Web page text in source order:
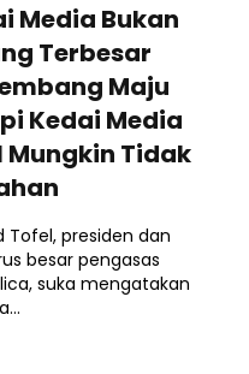
Media Bukan
Terbesar
Maju
Kedai Media
Mungkin Tidak
Tofel, presiden dan
besar pengasas
suka mengatakan